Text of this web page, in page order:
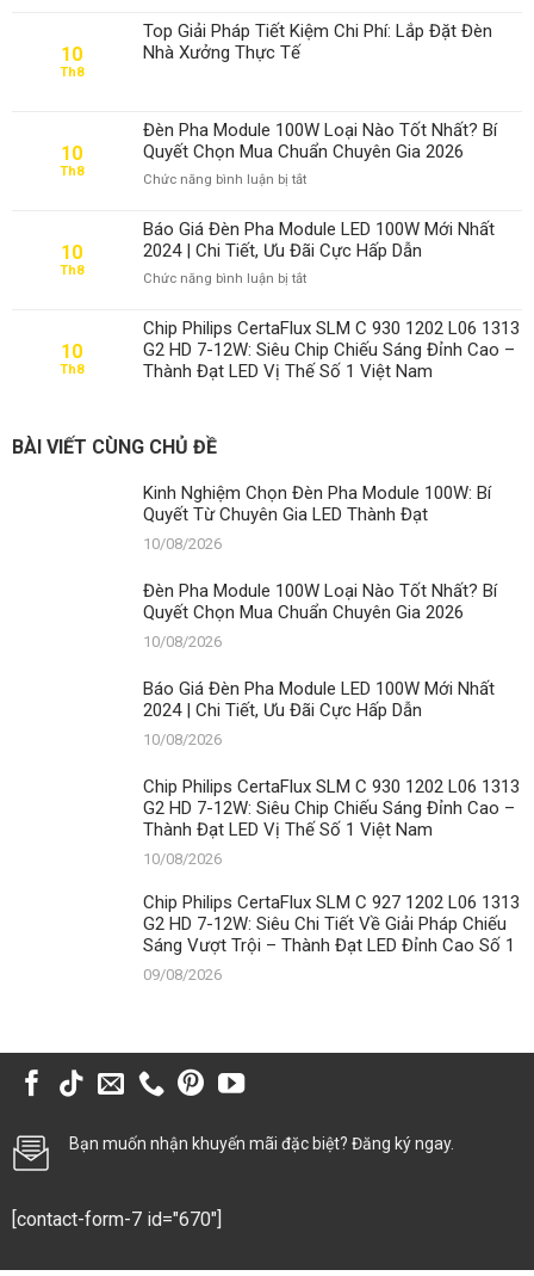
Nghiệm
Chọn
100W:
Bí
Quyết
Từ
Gia
LED
Thành
Đạt
10
Th8
Top Giải Pháp Tiết Kiệm Chi Phí: Lắp Đặt Đèn
Nhà Xưởng Thực Tế
10
Th8
Đèn Pha Module 100W Loại Nào Tốt Nhất? Bí
Quyết Chọn Mua Chuẩn Chuyên Gia 2026
Chức năng bình luận bị tắtở
Pha
Module
100W
Loại
Tốt
Nhất?
Bí
Quyết
Gia
2026
10
Th8
Báo Giá Đèn Pha Module LED 100W Mới Nhất
2024 | Chi Tiết, Ưu Đãi Cực Hấp Dẫn
Chức năng bình luận bị tắtở
Giá
Đèn
Pha
Module
|
Chi
Đãi
Cực
Hấp
10
Th8
Chip Philips CertaFlux SLM C 930 1202 L06 1313
G2 HD 7-12W: Siêu Chip Chiếu Sáng Đỉnh Cao –
Thành Đạt LED Vị Thế Số 1 Việt Nam
BÀI VIẾT CÙNG CHỦ ĐỀ
Kinh Nghiệm Chọn Đèn Pha Module 100W: Bí
Quyết Từ Chuyên Gia LED Thành Đạt
10/08/2026
Đèn Pha Module 100W Loại Nào Tốt Nhất? Bí
Quyết Chọn Mua Chuẩn Chuyên Gia 2026
10/08/2026
Báo Giá Đèn Pha Module LED 100W Mới Nhất
2024 | Chi Tiết, Ưu Đãi Cực Hấp Dẫn
10/08/2026
Chip Philips CertaFlux SLM C 930 1202 L06 1313
G2 HD 7-12W: Siêu Chip Chiếu Sáng Đỉnh Cao –
Thành Đạt LED Vị Thế Số 1 Việt Nam
10/08/2026
Chip Philips CertaFlux SLM C 927 1202 L06 1313
G2 HD 7-12W: Siêu Chi Tiết Về Giải Pháp Chiếu
Sáng Vượt Trội – Thành Đạt LED Đỉnh Cao Số 1
09/08/2026
Bạn muốn nhận khuyến mãi đặc biệt? Đăng ký ngay.
[contact-form-7 id="670"]